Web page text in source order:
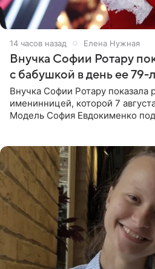
14 часов назад Елена Нужная
Внучка Софии Ротару
с бабушкой в день ее 79-
Внучка Софии Ротару показала
именинницей, которой 7
Модель София Евдокименко